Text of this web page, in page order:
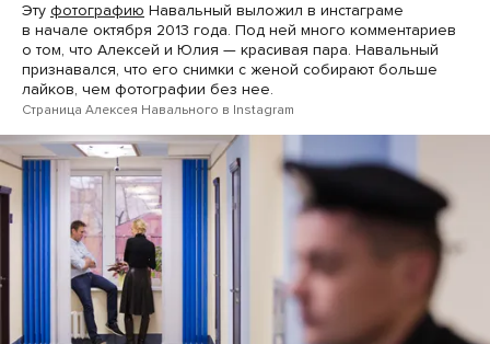
Эту фотографию Навальный выложил в инстаграме
в начале октября 2013 года. Под ней много комментариев
о том, что Алексей и Юлия — красивая пара. Навальный
признавался, что его снимки с женой собирают больше
лайков, чем фотографии без нее.
Страница Алексея Навального в Instagram